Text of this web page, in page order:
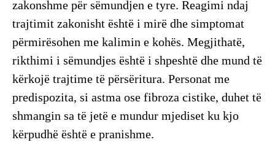
zakonshme për sëmundjen e tyre. Reagimi ndaj
trajtimit zakonisht është i mirë dhe simptomat
përmirësohen me kalimin e kohës. Megjithatë,
rikthimi i sëmundjes është i shpeshtë dhe mund të
kërkojë trajtime të përsëritura. Personat me
predispozita, si astma ose fibroza cistike, duhet të
shmangin sa të jetë e mundur mjediset ku kjo
kërpudhë është e pranishme.